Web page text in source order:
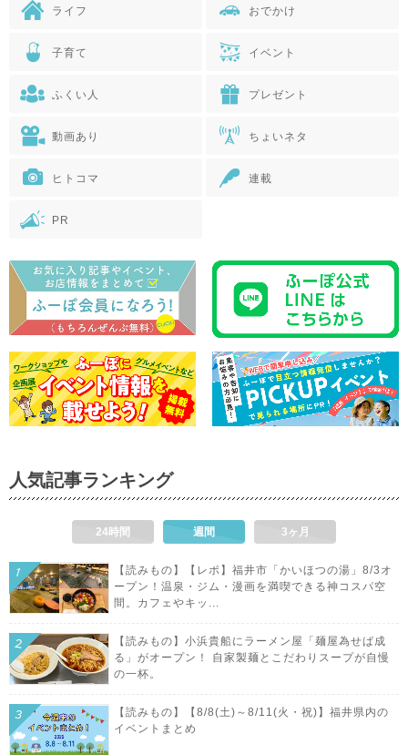
ライフ おでかけ
子育て イベント
ふくい人 プレゼント
動画あり ちょいネタ
ヒトコマ 連載
PR
人気記事ランキング
24時間 週間 3ヶ月
【読みもの】【レポ】福井市「かいほつの湯」8/3オ
ープン！温泉・ジム・漫画を満喫できる神コスパ空
間。カフェやキッ...
【読みもの】小浜貴船にラーメン屋「麺屋為せば成
る」がオープン！ 自家製麺とこだわりスープが自慢
の一杯。
【読みもの】【8/8(土)～8/11(火・祝)】福井県内の
イベントまとめ